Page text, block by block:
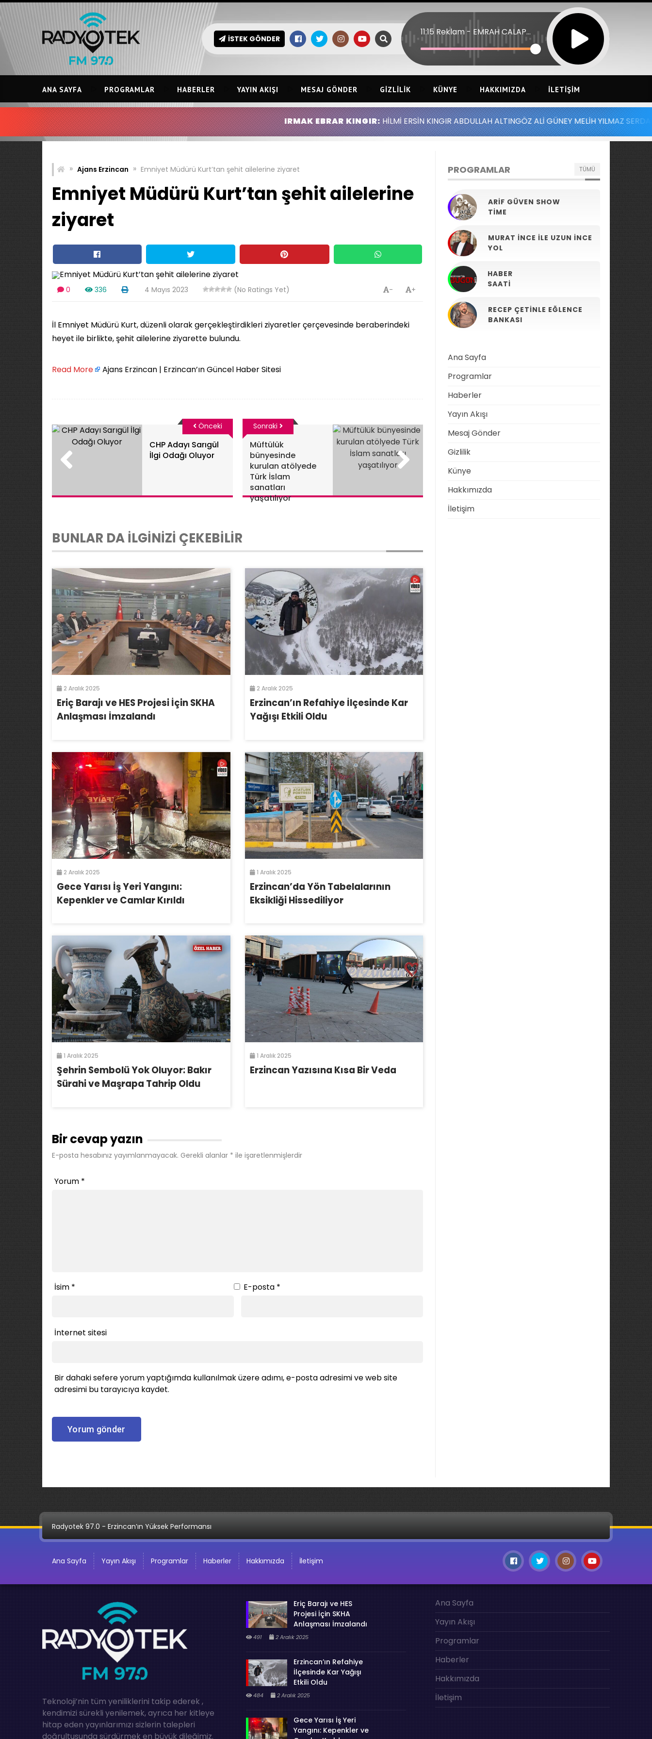
Skip
to
content
İSTEK GÖNDER
11:15 Reklam - EMRAH CALAPKULU 26 - AYSEL ABLA
ANA SAYFA PROGRAMLAR HABERLER YAYIN AKIŞI MESAJ GÖNDER GIZLILIK KÜNYE HAKKIMIZDA İLETIŞIM
IRMAK EBRAR KINGIR:HİLMİ ERSİN KINGIR ABDULLAH ALTINGÖZ ALİ GÜNEY MELİH YILMAZ SERDAR AYDIN
» Ajans Erzincan » Emniyet Müdürü Kurt’tan şehit ailelerine ziyaret
Emniyet Müdürü Kurt’tan şehit ailelerine
ziyaret
0 336 4 Mayıs 2023 (No Ratings Yet) +
-
İl Emniyet Müdürü Kurt, düzenli olarak gerçekleştirdikleri ziyaretler çerçevesinde beraberindeki
heyet ile birlikte, şehit ailelerine ziyarette bulundu.
Read More Ajans Erzincan | Erzincan’ın Güncel Haber Sitesi
CHP Adayı Sarıgül
İlgi Odağı Oluyor
Önceki
Müftülük
bünyesinde
kurulan atölyede
Türk İslam
sanatları
yaşatılıyor
Sonraki
BUNLAR DA İLGİNİZİ ÇEKEBİLİR
2 Aralık 2025
Eriç Barajı ve HES Projesi İçin SKHA
Anlaşması İmzalandı
2 Aralık 2025
Erzincan’ın Refahiye İlçesinde Kar
Yağışı Etkili Oldu
2 Aralık 2025
Gece Yarısı İş Yeri Yangını:
Kepenkler ve Camlar Kırıldı
1 Aralık 2025
Erzincan’da Yön Tabelalarının
Eksikliği Hissediliyor
1 Aralık 2025
Şehrin Sembolü Yok Oluyor: Bakır
Sürahi ve Maşrapa Tahrip Oldu
1 Aralık 2025
Erzincan Yazısına Kısa Bir Veda
Bir cevap yazın
E-posta hesabınız yayımlanmayacak. Gerekli alanlar * ile işaretlenmişlerdir
Yorum *
İsim * E-posta *
İnternet sitesi
Bir dahaki sefere yorum yaptığımda kullanılmak üzere adımı, e-posta adresimi ve web site
adresimi bu tarayıcıya kaydet.
PROGRAMLAR TÜMÜ
ARIF GÜVEN SHOW
TIME
MURAT İNCE ILE UZUN İNCE
YOL
HABER
SAATI
RECEP ÇETINLE EĞLENCE
BANKASI
Ana Sayfa
Programlar
Haberler
Yayın Akışı
Mesaj Gönder
Gizlilik
Künye
Hakkımızda
İletişim
Radyotek 97.0 - Erzincan’ın Yüksek Performansı
Ana Sayfa Yayın Akışı Programlar Haberler Hakkımızda İletişim
Teknoloji’nin tüm yeniliklerini takip ederek ,
kendimizi sürekli yenilemek, ayrıca her kitleye
hitap eden yayınlarımızı sizlerin talepleri
doğrultusunda sürdürmek en büyük dileğimiz.
Eriç Barajı ve HES
Projesi İçin SKHA
Anlaşması İmzalandı
491 2 Aralık 2025
Erzincan’ın Refahiye
İlçesinde Kar Yağışı
Etkili Oldu
484 2 Aralık 2025
Gece Yarısı İş Yeri
Yangını: Kepenkler ve
Ana Sayfa
Yayın Akışı
Programlar
Haberler
Hakkımızda
İletişim